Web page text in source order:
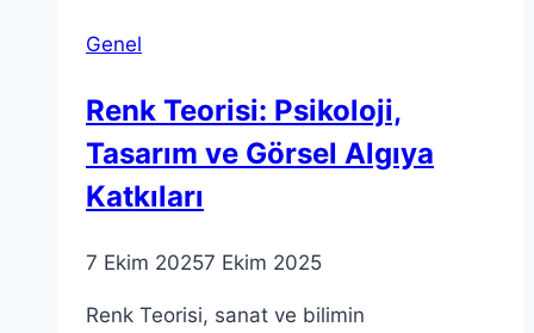
Genel
Renk Teorisi: Psikoloji,
Tasarım ve Görsel Algıya
Katkıları
7 Ekim 20257 Ekim 2025
Renk Teorisi, sanat ve bilimin